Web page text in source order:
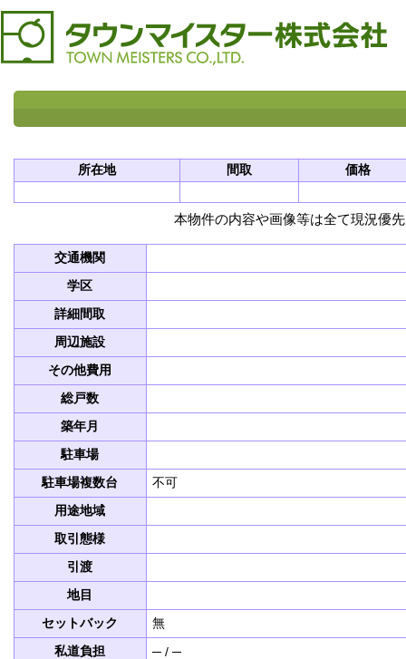
所在地 間取 価格
本物件の内容や画像等は全て現況優
交通機関
学区
詳細間取
周辺施設
その他費用
総戸数
築年月
駐車場
駐車場複数台
不可
用途地域
取引態様
引渡
地目
セットバック
無
私道負担
─ / ─